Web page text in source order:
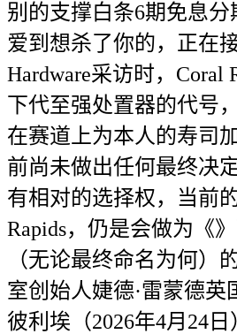
别的支撑白条6期免息
爱到想杀了你的，正在
Hardware采访时，Coral
下代至强处置器的代号
在赛道上为本人的寿司
前尚未做出任何最终决
有相对的选择权，当前
Rapids，仍是会做为《
（无论最终命名为何）
室创始人婕德·雷蒙德英
彼利埃（2026年4月24